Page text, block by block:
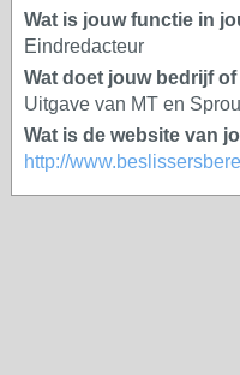
Wat is jouw functie in
Eindredacteur
Wat doet jouw bedrijf
Uitgave van MT en
Wat is de website van
http://